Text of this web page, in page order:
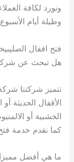
ونورد لكافة
وطيلة أيام
فتح اقفال
هل تبحث عن شركة
تتميز شركتنا
الأقفال الحديثة أو
الخشبية أو
كما نقدم خدمة
ما هي أفضل